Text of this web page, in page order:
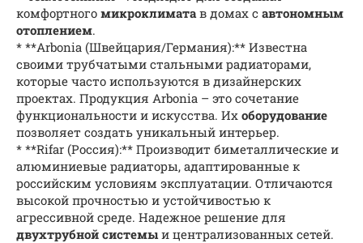
комфортного микроклиматав домах с автономным
отоплением.
* **Arbonia (Швейцария/Германия):** Известна
своими трубчатыми стальными радиаторами,
которые часто используются в дизайнерских
проектах. Продукция Arbonia – это сочетание
функциональности и искусства. Их оборудование
позволяет создать уникальный интерьер.
* **Rifar (Россия):** Производит биметаллические и
алюминиевые радиаторы, адаптированные к
российским условиям эксплуатации. Отличаются
высокой прочностью и устойчивостью к
агрессивной среде. Надежное решение для
двухтрубной системыи централизованных сетей.